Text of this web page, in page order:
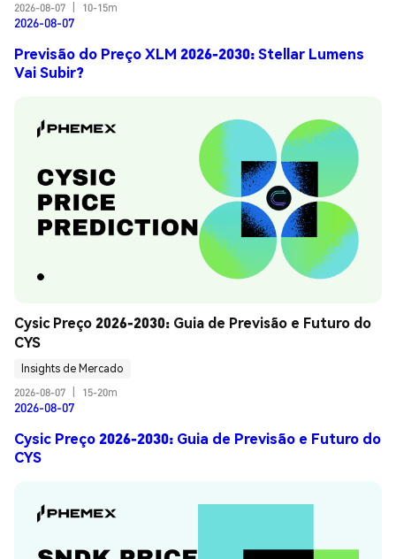
2026-08-07
10-15m
2026-08-07
Previsão do Preço XLM 2026-2030: Stellar Lumens
Vai Subir?
Cysic Preço 2026-2030: Guia de Previsão e Futuro do
CYS
Insights de Mercado
2026-08-07
15-20m
2026-08-07
Cysic Preço 2026-2030: Guia de Previsão e Futuro do
CYS